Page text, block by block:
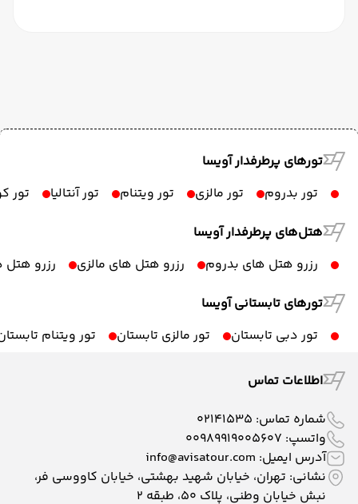
تورهای پرطرفدار آویسا
تور بدروم
تور مالزی تور ویتنام تور آنتالیا
تور
هتل‌های پرطرفدار آویسا
رزرو هتل های بدروم
رزرو هتل های مالزی
رزرو هتل
تورهای تابستانی آویسا
تور دبی تابستان
تور مالزی تابستان تور ویتنام
اطلاعات تماس
شماره تماس: 02141535
واتسپ: 00989919005607
آدرس ایمیل: info@avisatour.com
نشانی: تهران، خیابان شهید بهشتی، خیابان کاووسی فر،
نبش خیابان وطنی، پلاک ۵۰، طبقه 2